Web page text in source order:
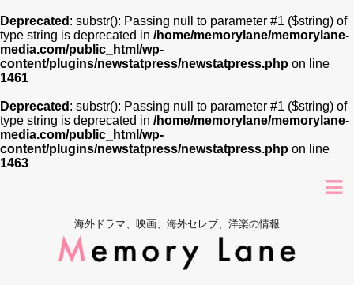
Deprecated : substr(): Passing null to parameter #1 ($string) of
type string is deprecated in /home/memorylane/memorylane-
media.com/public_html/wp-
content/plugins/newstatpress/newstatpress.php on line
1461
Deprecated : substr(): Passing null to parameter #1 ($string) of
type string is deprecated in /home/memorylane/memorylane-
media.com/public_html/wp-
content/plugins/newstatpress/newstatpress.php on line
1463
海外ドラマ、映画、海外セレブ、洋楽の情報